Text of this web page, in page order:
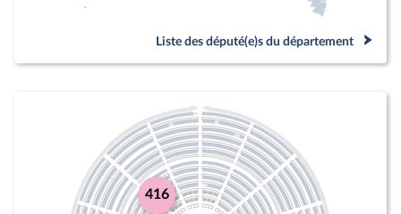
Liste des député(e)s du département
416